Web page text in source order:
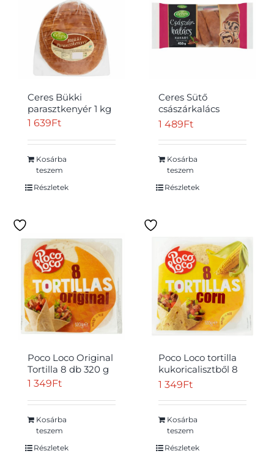
Ceres Bükki
parasztkenyér 1 kg
1 639Ft
Kosárba
teszem
Részletek
Ceres Sütő
császárkalács
kakaós töltelékkel
1 489Ft
Kosárba
teszem
Részletek
Poco Loco Original
Tortilla 8 db 320 g
1 349Ft
Kosárba
teszem
Részletek
Poco Loco tortilla
kukoricalisztből 8
db 320 g
1 349Ft
Kosárba
teszem
Részletek